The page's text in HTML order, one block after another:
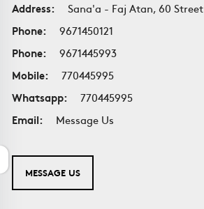
Address:
Sana'a - Faj Atan, 60 Street
Phone:
9671450121
Phone:
9671445993
Mobile:
770445995
Whatsapp:
770445995
Email:
Message Us
MESSAGE US